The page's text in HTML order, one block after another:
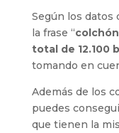
Según los datos
la frase “
total de 12.100
tomando en
Además de los
puedes
que tienen la